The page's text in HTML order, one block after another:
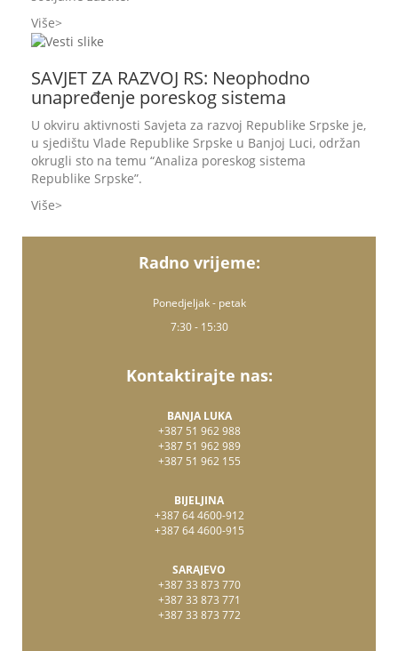
Više
SAVJET ZA RAZVOJ RS: Neophodno
unapređenje poreskog sistema
U okviru aktivnosti Savjeta za razvoj Republike Srpske je,
u sjedištu Vlade Republike Srpske u Banjoj Luci, održan
okrugli sto na temu “Analiza poreskog sistema
Republike Srpske”.
Više
Radno vrijeme:
Ponedjeljak - petak
7:30 - 15:30
Kontaktirajte nas:
BANJA LUKA
+387 51 962 988
+387 51 962 989
+387 51 962 155
BIJELJINA
+387 64 4600-912
+387 64 4600-915
SARAJEVO
+387 33 873 770
+387 33 873 771
+387 33 873 772